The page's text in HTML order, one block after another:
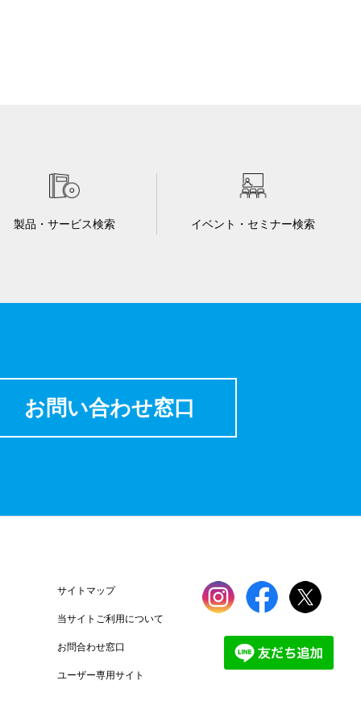
製品・サービス検索 イベント・セミナー検索
お問い合わせ窓口
サイトマップ
当サイトご利用について
お問合わせ窓口
ユーザー専用サイト